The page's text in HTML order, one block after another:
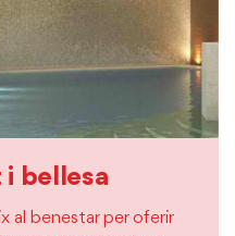
i bellesa
al benestar per oferir